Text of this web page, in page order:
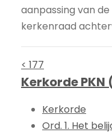
aanpassing van
kerkenraad
< 177
Kerkorde PKN
Kerkorde
Ord. 1. Het